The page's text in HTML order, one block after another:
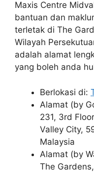
Maxis Centre
bantuan dan
terletak di The
Wilayah
adalah alamat
yang boleh anda
Berlokasi di:
Alamat (by
231, 3rd
Valley City,
Malaysia
Alamat (by
The